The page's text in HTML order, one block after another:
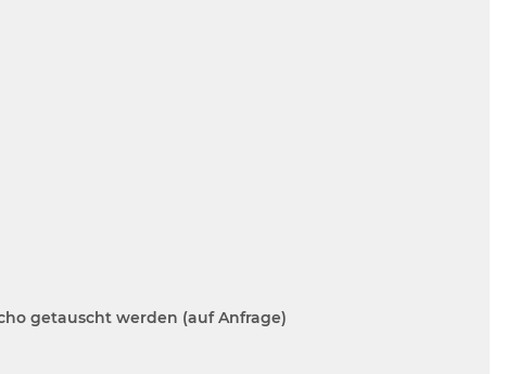
getauscht werden (auf Anfrage)